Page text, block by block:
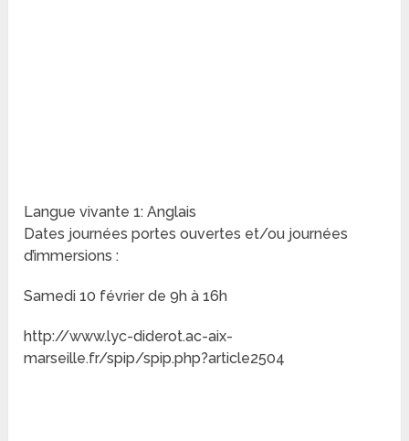
Langue vivante 1: Anglais
Dates journées portes ouvertes et/ou journées
d’immersions :
Samedi 10 février de 9h à 16h
http://www.lyc-diderot.ac-aix-
marseille.fr/spip/spip.php?article2504